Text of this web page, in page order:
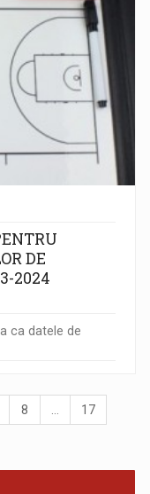
DE
2024
ca datele de
8 17